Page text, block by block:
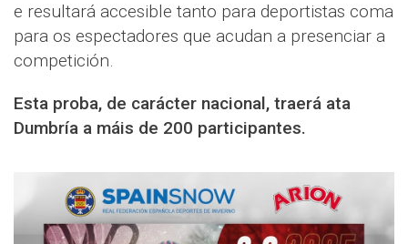
e resultará accesible tanto para deportistas coma
para os espectadores que acudan a presenciar a
competición.
Esta proba, de carácter nacional, traerá ata
Dumbría a máis de 200 participantes.